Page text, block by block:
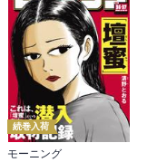
続巻入荷
モーニング